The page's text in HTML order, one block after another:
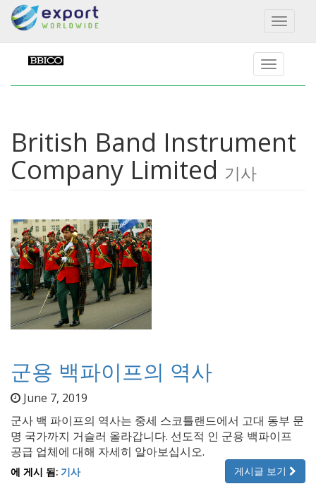
Toggle
British Band Instrument
Company Limited 기사
군용 백파이프의 역사
June 7, 2019
군사 백 파이프의 역사는 중세 스코틀랜드에서 고대 동부 문
명 국가까지 거슬러 올라갑니다. 선도적 인 군용 백파이프
공급 업체에 대해 자세히 알아보십시오.
게시글 보기
에 게시 됨: 기사